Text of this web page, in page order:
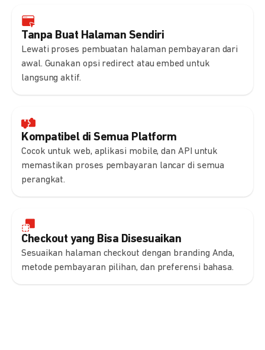
Tanpa Buat Halaman Sendiri
Lewati proses pembuatan halaman pembayaran dari
awal. Gunakan opsi redirect atau embed untuk
langsung aktif.
Kompatibel di Semua Platform
Cocok untuk web, aplikasi mobile, dan API untuk
memastikan proses pembayaran lancar di semua
perangkat.
Checkout yang Bisa Disesuaikan
Sesuaikan halaman checkout dengan branding Anda,
metode pembayaran pilihan, dan preferensi bahasa.